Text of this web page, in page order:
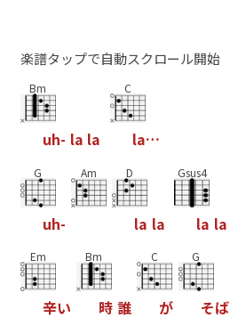
楽譜タップで自動スクロール開始
Bm
uh- la la
C
la…
G
uh-
Am D
la la
Gsus4
la la
Em
辛い
Bm
時 誰
C
が
G
そば